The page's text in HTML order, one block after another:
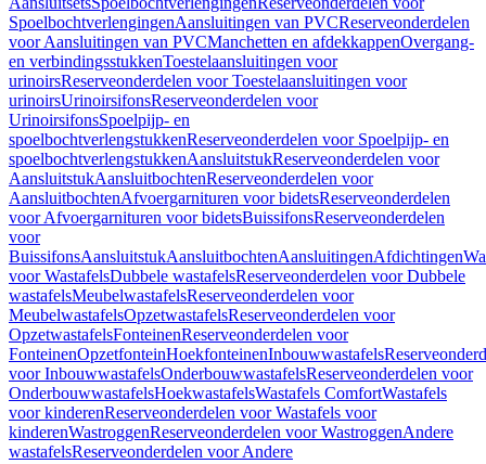
SpoelbochtverlengingenAansluitingen van PVCReserveonderdelen
voor Aansluitingen van PVCManchetten en afdekkappenOvergang-
en verbindingsstukkenToestelaansluitingen voor
urinoirsReserveonderdelen voor Toestelaansluitingen voor
urinoirsUrinoirsifonsReserveonderdelen voor
UrinoirsifonsSpoelpijp- en
spoelbochtverlengstukkenReserveonderdelen voor Spoelpijp- en
spoelbochtverlengstukkenAansluitstukReserveonderdelen voor
AansluitstukAansluitbochtenReserveonderdelen voor
AansluitbochtenAfvoergarnituren voor bidetsReserveonderdelen
voor Afvoergarnituren voor bidetsBuissifonsReserveonderdelen
voor
BuissifonsAansluitstukAansluitbochtenAansluitingenAfdichtingen
voor WastafelsDubbele wastafelsReserveonderdelen voor Dubbele
wastafelsMeubelwastafelsReserveonderdelen voor
MeubelwastafelsOpzetwastafelsReserveonderdelen voor
OpzetwastafelsFonteinenReserveonderdelen voor
FonteinenOpzetfonteinHoekfonteinenInbouwwastafels
voor InbouwwastafelsOnderbouwwastafelsReserveonderdelen voor
OnderbouwwastafelsHoekwastafelsWastafels ComfortWastafels
voor kinderenReserveonderdelen voor Wastafels voor
kinderenWastroggenReserveonderdelen voor WastroggenAndere
wastafelsReserveonderdelen voor Andere